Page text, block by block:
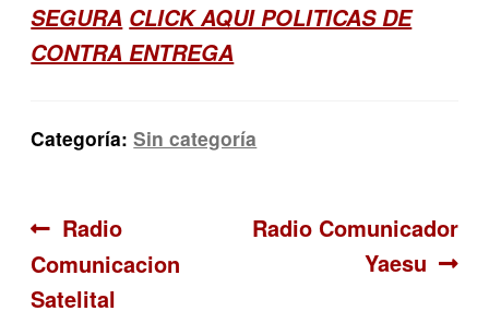
SEGURA CLICK AQUI POLITICAS DE
CONTRA ENTREGA
Categoría:Sin categoría
Navegación
de
Anterior:
Radio
Comunicacion
Satelital
Siguiente:
Radio Comunicador
Yaesu